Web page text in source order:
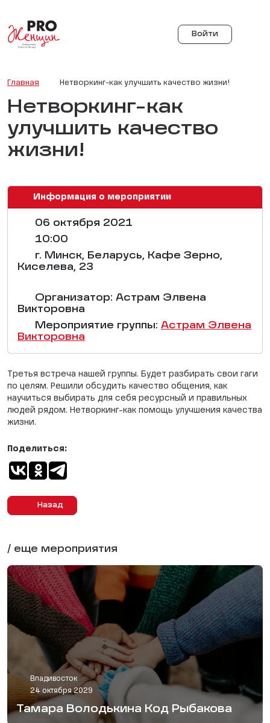
Войти
Главная Нетворкинг-как улучшить качество жизни!
Нетворкинг-как
улучшить качество
жизни!
Информация о мероприятии
06 октября 2021
10:00
г. Минск, Беларусь, Кафе Зерно,
Киселева, 23
Организатор: Астрам Элвена
Викторовна
Мероприятие группы: Астрам Элвена
Викторовна
Третья встреча нашей группы. Будет разбирать свои гаги
по целям. Решили обсудить качество общения, как
научиться выбирать для себя ресурсный и правильных
людей рядом. Нетворкинг-как помощь улучшения качества
жизни.
Назад
Поделиться:
/ еще мероприятия
Владивосток
24 октября 2029
Тамара Володькина Код Рыбакова